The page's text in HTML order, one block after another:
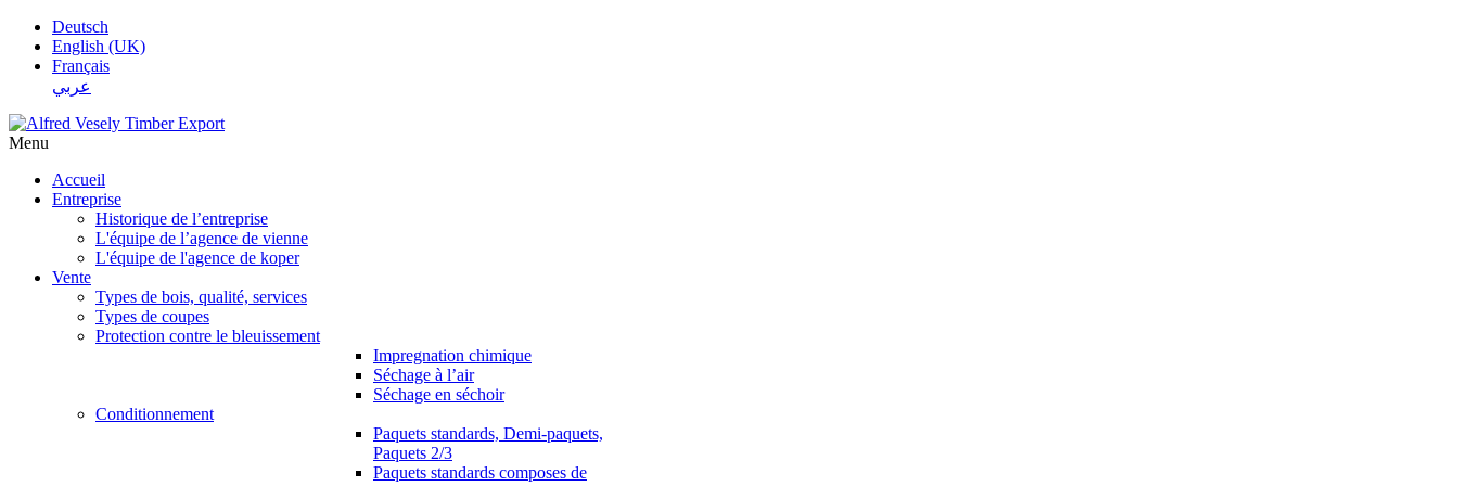
Deutsch
English (UK)
Français
عربي
Menu
Accueil
Entreprise
Historique de l’entreprise
L'équipe de l’agence de vienne
L'équipe de l'agence de koper
Vente
Types de bois, qualité, services
Types de coupes
Protection contre le bleuissement
Impregnation chimique
Séchage à l’air
Séchage en séchoir
Conditionnement
Paquets standards, Demi-paquets,
Paquets 2/3
Paquets standards composes de